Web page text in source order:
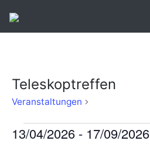
Teleskoptreffen
Veranstaltungen
Veranstaltungen
13/04/2026 - 17/09/2026